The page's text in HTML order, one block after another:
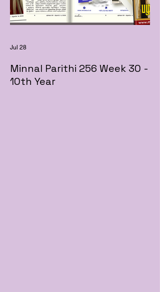
Minnal Parithi 256 Week 30 -
10th Year
Jul 28